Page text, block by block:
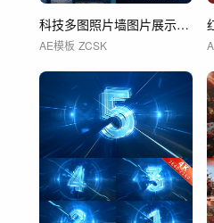
科技多图照片墙图片展示照片汇聚logo
AE模板 ZCSK